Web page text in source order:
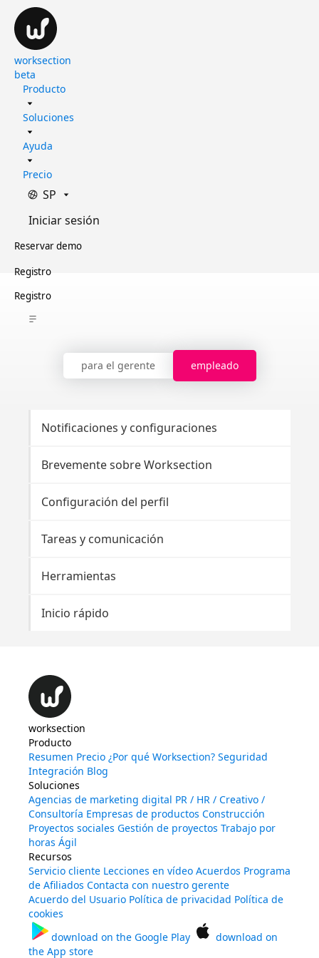
worksection
beta
Producto
Soluciones
Ayuda
Precio
SP
Iniciar sesión
Reservar demo
Registro
Registro
para el gerente empleado
Notificaciones y configuraciones
Brevemente sobre Worksection
Configuración del perfil
Tareas y comunicación
Herramientas
Inicio rápido
worksection
Producto
Resumen Precio ¿Por qué Worksection? Seguridad
Integración Blog
Soluciones
Agencias de marketing digital PR / HR / Creativo /
Consultoría Empresas de productos Construcción
Proyectos sociales Gestión de proyectos Trabajo por
horas Ágil
Recursos
Servicio cliente Lecciones en vídeo Acuerdos Programa
de Afiliados Contacta con nuestro gerente
Acuerdo del Usuario Política de privacidad Política de
cookies
download on the Google Play
download on
the App store